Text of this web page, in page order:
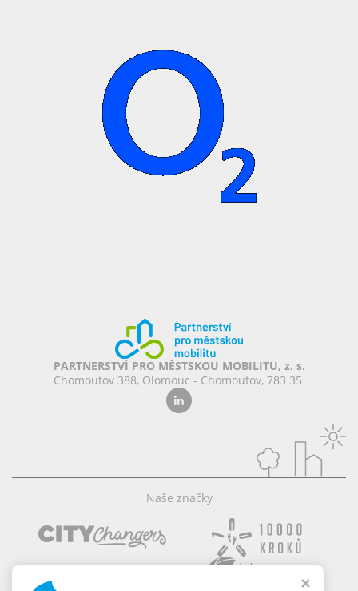
PARTNERSTVÍ PRO MĚSTSKOU MOBILITU, z. s.
Chomoutov 388, Olomouc - Chomoutov, 783 35
Naše značky